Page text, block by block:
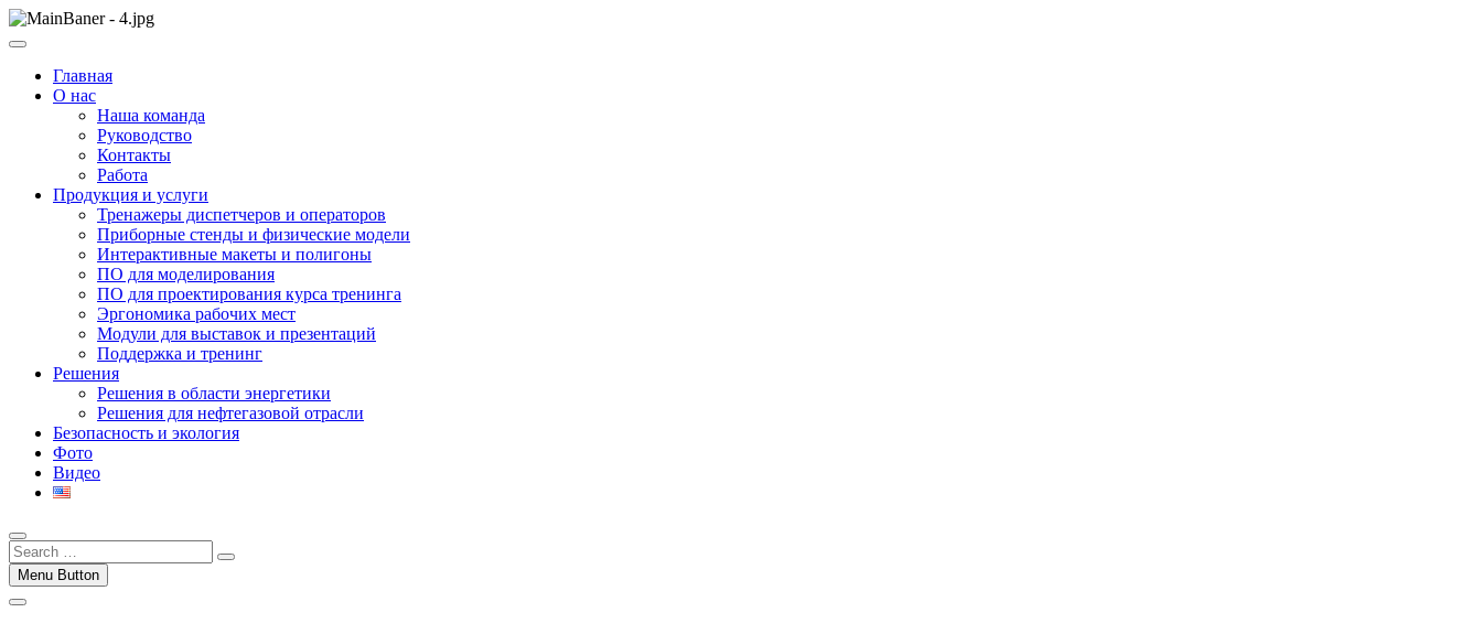
Skip
to
ООО НПП "АТП"
ООО НПП "АТП" – разработка тренажерных комплексов
Главная
О нас
Наша команда
Руководство
Контакты
Работа
Продукция и услуги
Тренажеры диспетчеров и операторов
Приборные стенды и физические модели
Интерактивные макеты и полигоны
ПО для моделирования
ПО для проектирования курса тренинга
Эргономика рабочих мест
Модули для выставок и презентаций
Поддержка и тренинг
Решения
Решения в области энергетики
Решения для нефтегазовой отрасли
Безопасность и экология
Фото
Видео
Menu Button